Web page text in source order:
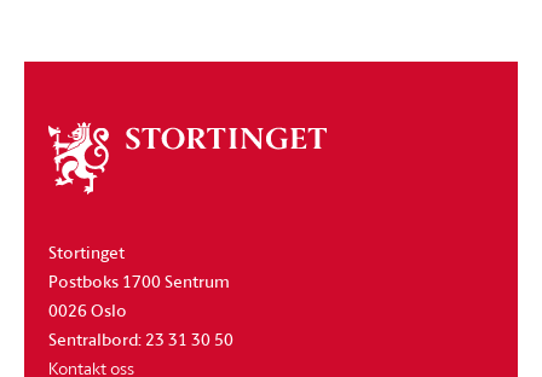
Om
stortinget
Stortinget
Postboks 1700 Sentrum
0026 Oslo
Sentralbord: 23 31 30 50
Kontakt oss